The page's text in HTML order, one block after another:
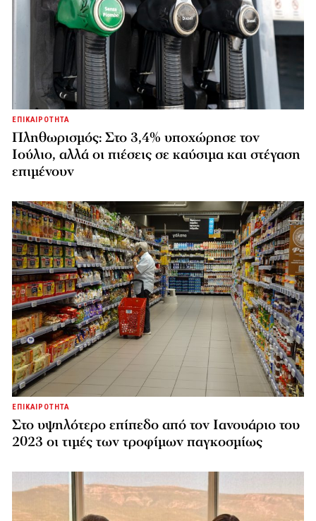
ΕΠΙΚΑΙΡΟΤΗΤΑ
Πληθωρισμός: Στο 3,4% υποχώρησε τον
Ιούλιο, αλλά οι πιέσεις σε καύσιμα και στέγαση
επιμένουν
ΕΠΙΚΑΙΡΟΤΗΤΑ
Στο υψηλότερο επίπεδο από τον Ιανουάριο του
2023 οι τιμές των τροφίμων παγκοσμίως